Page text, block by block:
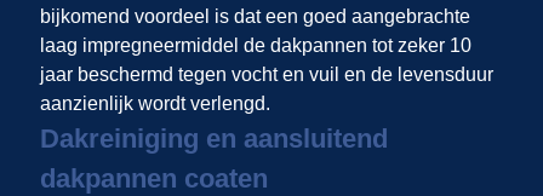
bijkomend voordeel is dat een goed aangebrachte
laag impregneermiddel de dakpannen tot zeker 10
jaar beschermd tegen vocht en vuil en de levensduur
aanzienlijk wordt verlengd.
Dakreiniging en aansluitend
dakpannen coaten